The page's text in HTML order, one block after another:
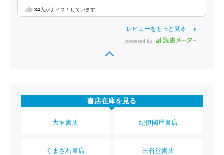
34人がナイス！しています
レビューをもっと見る
powered by
書店在庫を見る
大垣書店 紀伊國屋書店
くまざわ書店 三省堂書店